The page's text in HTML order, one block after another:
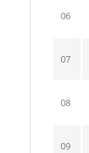
06
07
08
09